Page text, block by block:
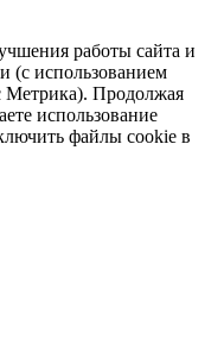
работы сайта и
(с использованием
Метрика). Продолжая
использование
файлы cookie в